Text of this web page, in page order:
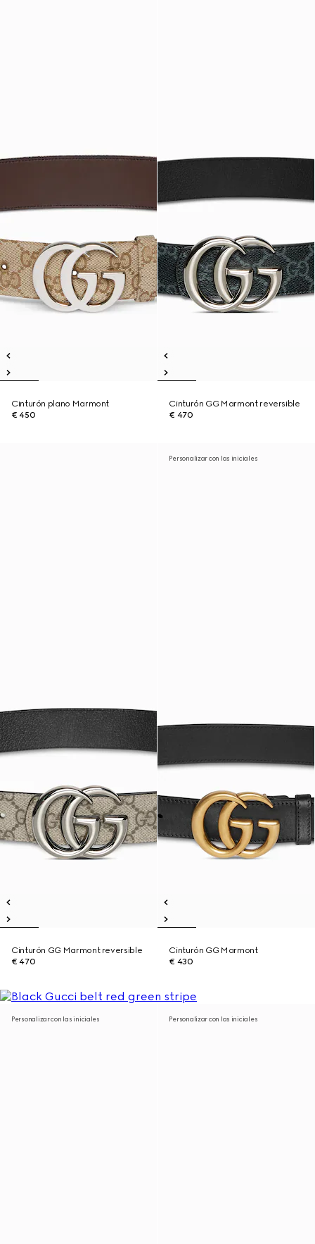
Cinturón plano Marmont
€ 450
Cinturón GG Marmont reversible
€ 470
Cinturón GG Marmont reversible
€ 470
Personalizar con las iniciales
Cinturón GG Marmont
€ 430
Personalizar con las iniciales Personalizar con las iniciales